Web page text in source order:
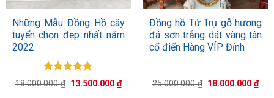
Những Mẫu Đồng Hồ cây
tuyển chọn đẹp nhất năm
2022
Được xếp
hạng
18.000.000₫ Giá
13.500.000₫Giá
hiện
Đồng hồ Tứ Trụ gỗ hương
đá sơn trắng dát vàng tân
cổ điển Hàng VÍP Đỉnh
25.000.000₫ Giá
18.000.000₫Giá